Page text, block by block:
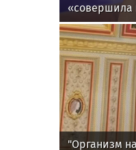
«совершила
"Организм